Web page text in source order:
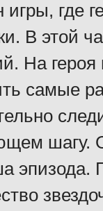
игры, где
В этой
На героя
самые
шагу.
эпизода.